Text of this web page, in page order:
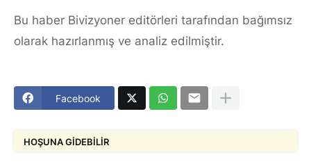
Bu haber Bivizyoner editörleri tarafından bağımsız
olarak hazırlanmış ve analiz edilmiştir.
Facebook
HOŞUNA GIDEBILIR